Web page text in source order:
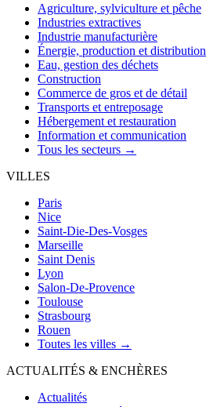
Agriculture, sylviculture et pêche
Industries extractives
Industrie manufacturière
Énergie, production et distribution
Eau, gestion des déchets
Construction
Commerce de gros et de détail
Transports et entreposage
Hébergement et restauration
Information et communication
Tous les secteurs →
VILLES
Paris
Nice
Saint-Die-Des-Vosges
Marseille
Saint Denis
Lyon
Salon-De-Provence
Toulouse
Strasbourg
Rouen
Toutes les villes →
ACTUALITÉS & ENCHÈRES
Actualités